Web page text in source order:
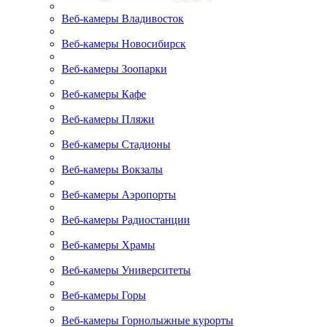
Веб-камеры Владивосток
Веб-камеры Новосибирск
Веб-камеры Зоопарки
Веб-камеры Кафе
Веб-камеры Пляжи
Веб-камеры Стадионы
Веб-камеры Вокзалы
Веб-камеры Аэропорты
Веб-камеры Радиостанции
Веб-камеры Храмы
Веб-камеры Университеты
Веб-камеры Горы
Веб-камеры Горнолыжные курорты